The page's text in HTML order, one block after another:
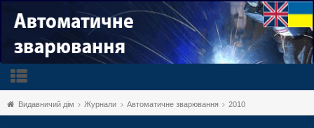
Видавничий дім Журнали Автоматичне зварювання 2010